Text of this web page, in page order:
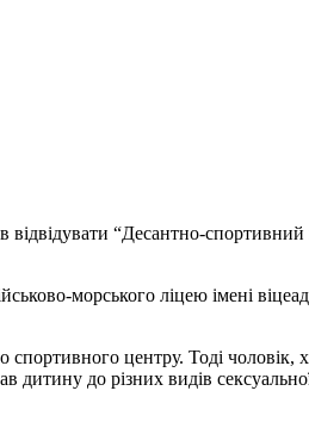
“Десантно-
морського ліцею імені
спортивного центру. Тоді
до різних видів